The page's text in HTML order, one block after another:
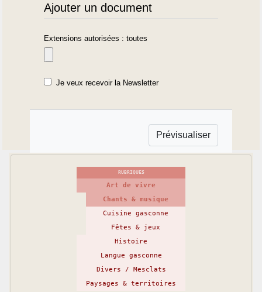
Ajouter un document
Extensions autorisées : toutes
Je veux recevoir la Newsletter
RUBRIQUES
Art de vivre
Chants & musique
Cuisine gasconne
Fêtes & jeux
Histoire
Langue gasconne
Divers / Mesclats
Paysages & territoires